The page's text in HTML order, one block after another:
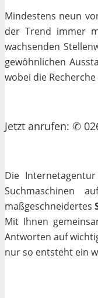
Mindestens neun
der Trend immer
wachsenden
gewöhnlichen
wobei die
Jetzt anrufen: ✆
Die
Suchmaschinen
maßgeschneidertes
Mit Ihnen
Antworten auf
nur so entsteht ein